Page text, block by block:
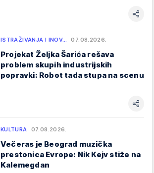
ISTRAŽIVANJA I INOV… 07.08.2026.
Projekat Željka Šarića rešava
problem skupih industrijskih
popravki: Robot tada stupa na scenu
KULTURA 07.08.2026.
Večeras je Beograd muzička
prestonica Evrope: Nik Kejv stiže na
Kalemegdan